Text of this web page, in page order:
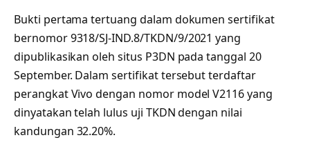
Bukti pertama tertuang dalam dokumen sertifikat
bernomor 9318/SJ-IND.8/TKDN/9/2021 yang
dipublikasikan oleh situs P3DN pada tanggal 20
September. Dalam sertifikat tersebut terdaftar
perangkat Vivo dengan nomor model V2116 yang
dinyatakan telah lulus uji TKDN dengan nilai
kandungan 32.20%.